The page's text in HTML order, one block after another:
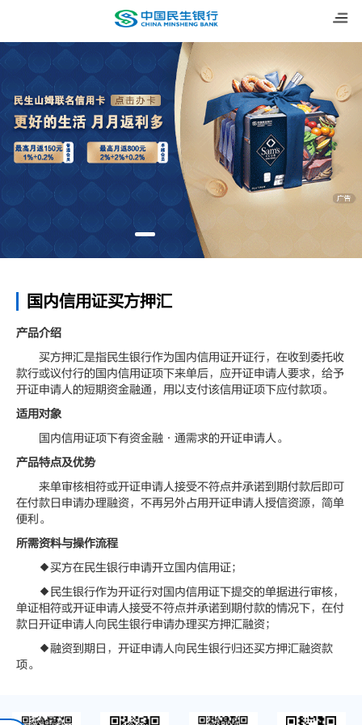
国内信用证买方押汇
产品介绍
买方押汇是指民生银行作为国内信用证开证行，在收到委托收
款行或议付行的国内信用证项下来单后，应开证申请人要求，给予
开证申请人的短期资金融通，用以支付该信用证项下应付款项。
适用对象
国内信用证项下有资金融·通需求的开证申请人。
产品特点及优势
来单审核相符或开证申请人接受不符点并承诺到期付款后即可
在付款日申请办理融资，不再另外占用开证申请人授信资源，简单
便利。
所需资料与操作流程
◆买方在民生银行申请开立国内信用证；
◆民生银行作为开证行对国内信用证下提交的单据进行审核，
单证相符或开证申请人接受不符点并承诺到期付款的情况下，在付
款日开证申请人向民生银行申请办理买方押汇融资；
◆融资到期日，开证申请人向民生银行归还买方押汇融资款
项。